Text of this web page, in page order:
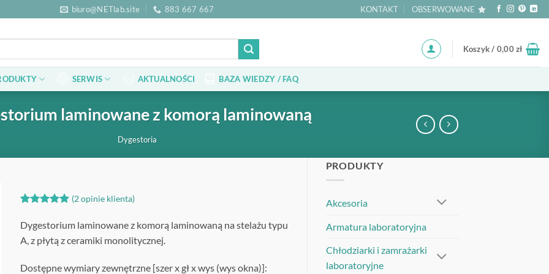
biuro@NETlab.site 883 667 667 KONTAKT OBSERWOWANE
Koszyk / 0,00zł
SERWIS AKTUALNOŚCI BAZA WIEDZY / FAQ
laminowane z komorą laminowaną
Dygestoria
PRODUKTY
Akcesoria
Armatura laboratoryjna
Chłodziarki i zamrażarki
laboratoryjne
na 5 na
podstawie
ocen
(2opinie klienta)
Dygestorium laminowane z komorą laminowaną na stelażu typu
A, z płytą z ceramiki monolitycznej.
Dostępne wymiary zewnętrzne [szer x gł x wys (wys okna)]: